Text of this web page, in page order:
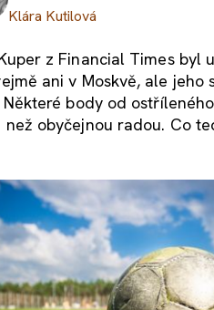
Klára Kutilová
z Financial Times byl
ani v Moskvě, ale
body od
než obyčejnou radou. Co